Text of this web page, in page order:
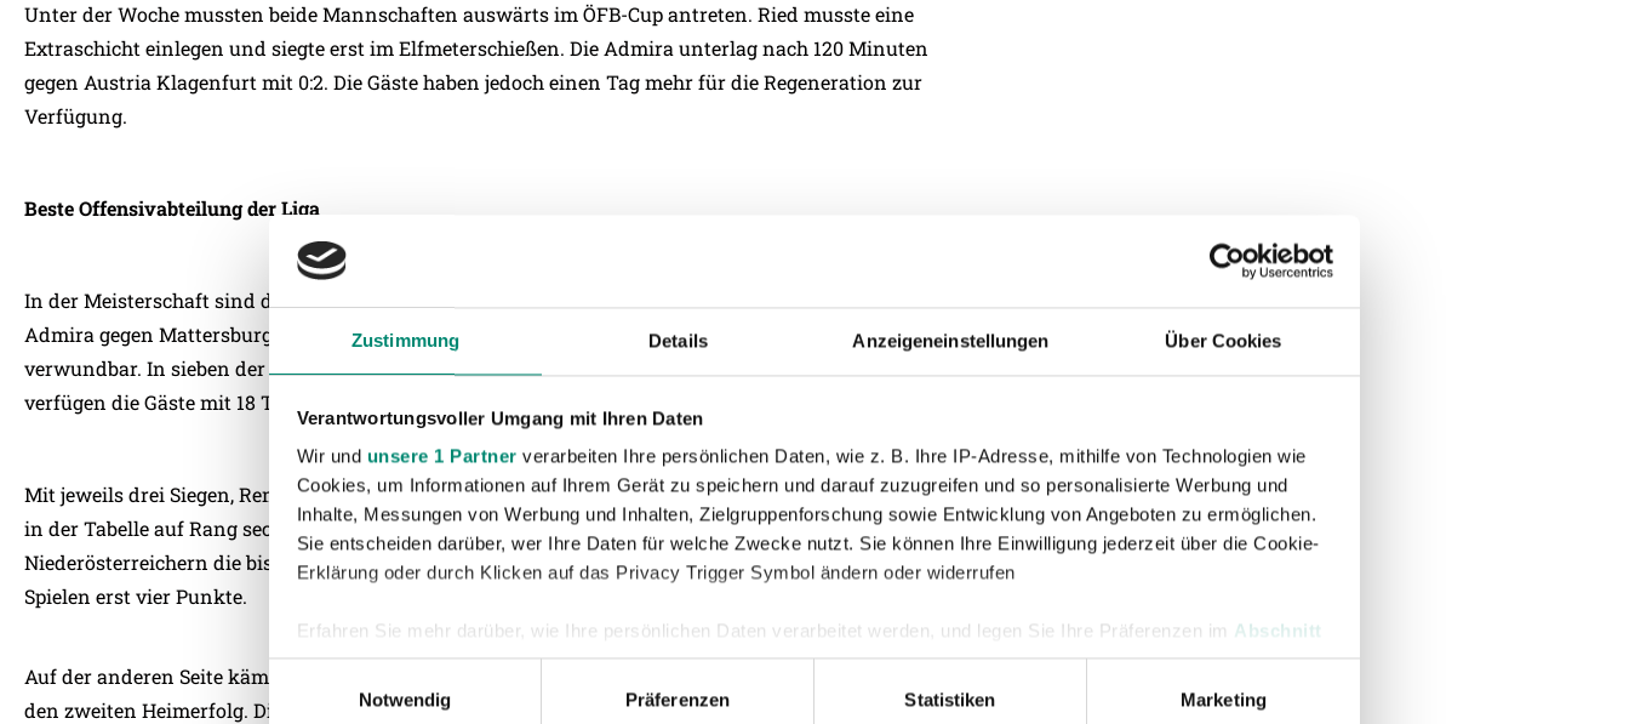
Zustimmung Details Anzeigeneinstellungen Über Cookies
Verantwortungsvoller Umgang mit Ihren Daten
Wir und unsere 1 Partner verarbeiten Ihre persönlichen Daten, wie z. B. Ihre IP-Adresse, mithilfe von Technologien wie
Cookies, um Informationen auf Ihrem Gerät zu speichern und darauf zuzugreifen und so personalisierte Werbung und
Inhalte, Messungen von Werbung und Inhalten, Zielgruppenforschung sowie Entwicklung von Angeboten zu ermöglichen.
Sie entscheiden darüber, wer Ihre Daten für welche Zwecke nutzt. Sie können Ihre Einwilligung jederzeit über die Cookie-
Erklärung oder durch Klicken auf das Privacy Trigger Symbol ändern oder widerrufen
Erfahren Sie mehr darüber, wie Ihre persönlichen Daten verarbeitet werden, und legen Sie Ihre Präferenzen im Abschnitt
Einzelheitenfest.
Notwendig
Präferenzen Statistiken Marketing
Unter der Woche mussten beide Mannschaften auswärts im ÖFB-Cup antreten. Ried musste eine
Extraschicht einlegen und siegte erst im Elfmeterschießen. Die Admira unterlag nach 120 Minuten
gegen Austria Klagenfurt mit 0:2. Die Gäste haben jedoch einen Tag mehr für die Regeneration zur
Verfügung.
Beste Offensivabteilung der Liga
In der Meisterschaft sind die Gäste bereits seit drei Spielen ohne Niederlage, zuletzt feierte die
Admira gegen Mattersburg ein 5:1-Schützenfest. Defensiv ist das Kühbauer-Team allerdings
verwundbar. In sieben der neun Liga-Spiele erhielt das Team mindestens einen Gegentreffer. Dafür
verfügen die Gäste mit 18 Treffern aber auch über die beste Offensive der Liga.
Mit jeweils drei Siegen, Remis und Niederlagen hat die Admira eine ausgeglichene Bilanz und steht
in der Tabelle auf Rang sechs. In der 1. Runde fügte das Fuchsbichler-Team den
Niederösterreichern die bisher einzige Heimniederlage zu. Auswärts holte die Admira in vier
Spielen erst vier Punkte.
Auf der anderen Seite kämpfen die Rieder daheim mit ungewohnten Problemen und warten auf
den zweiten Heimerfolg. Die SV Ried musste vergangenes Wochenende trotz guter Leistung eine